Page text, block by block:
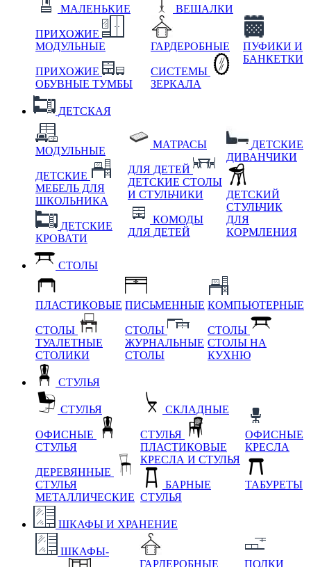
МАЛЕНЬКИЕ
ПРИХОЖИЕ
МОДУЛЬНЫЕ
ПРИХОЖИЕ
ОБУВНЫЕ ТУМБЫ
ВЕШАЛКИ
ГАРДЕРОБНЫЕ
СИСТЕМЫ
ЗЕРКАЛА
ПУФИКИ И
БАНКЕТКИ
ДЕТСКАЯ
МОДУЛЬНЫЕ
ДЕТСКИЕ
МЕБЕЛЬ ДЛЯ
ШКОЛЬНИКА
ДЕТСКИЕ
КРОВАТИ
МАТРАСЫ
ДЛЯ ДЕТЕЙ
ДЕТСКИЕ СТОЛЫ
И СТУЛЬЧИКИ
КОМОДЫ
ДЛЯ ДЕТЕЙ
ДЕТСКИЕ
ДИВАНЧИКИ
ДЕТСКИЙ
СТУЛЬЧИК
ДЛЯ
КОРМЛЕНИЯ
СТОЛЫ
ПЛАСТИКОВЫЕ
СТОЛЫ
ТУАЛЕТНЫЕ
СТОЛИКИ
ПИСЬМЕННЫЕ
СТОЛЫ
ЖУРНАЛЬНЫЕ
СТОЛЫ
КОМПЬЮТЕРНЫЕ
СТОЛЫ
СТОЛЫ НА
КУХНЮ
СТУЛЬЯ
СТУЛЬЯ
ОФИСНЫЕ
СТУЛЬЯ
ДЕРЕВЯННЫЕ
СТУЛЬЯ
МЕТАЛЛИЧЕСКИЕ
СКЛАДНЫЕ
СТУЛЬЯ
ПЛАСТИКОВЫЕ
КРЕСЛА И СТУЛЬЯ
БАРНЫЕ
СТУЛЬЯ
ОФИСНЫЕ
КРЕСЛА
ТАБУРЕТЫ
ШКАФЫ И ХРАНЕНИЕ
ШКАФЫ-
ГАРДЕРОБНЫЕ
ПОЛКИ